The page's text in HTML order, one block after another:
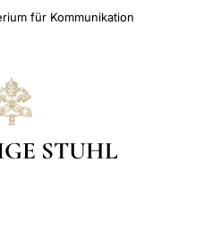
für Kommunikation
STUHL